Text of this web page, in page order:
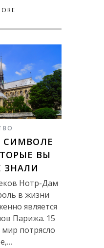
СИМВОЛЕ
ВЫ
ЗНАЛИ
Нотр-Дам
в жизни
является
Парижа. 15
мир потрясло